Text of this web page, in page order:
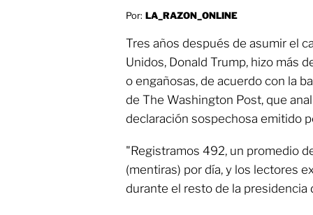
Por: LA_RAZON_ONLINE
Tres años después de asumir el
Unidos, Donald Trump, hizo más
o engañosas, de acuerdo con la
de The Washington Post, que
declaración sospechosa emitido
"Registramos 492, un promedio
(mentiras) por día, y los lectores
durante el resto de la presidencia